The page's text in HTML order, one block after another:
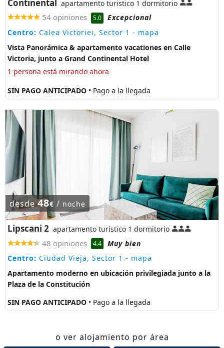
Continental apartamento turistico 1 dormitorio
54 opiniones 5.0
Excepcional
Centro: Calea Victoriei, Sector 1 - mapa
Vista Panorámica & apartamento vacationes en Calle
Victoria, junto a Grand Continental Hotel
1 persona está mirando ahora
SIN PAGO ANTICIPADO • Pago a la llegada
desde48€ / noche
Lipscani 2 apartamento turistico 1 dormitorio
48 opiniones 4.4
Muy bien
Centro: Ciudad Vieja, Sector 1 - mapa
Apartamento moderno en ubicación privilegiada junto a la
Plaza de la Constitución
SIN PAGO ANTICIPADO • Pago a la llegada
o ver alojamiento por área